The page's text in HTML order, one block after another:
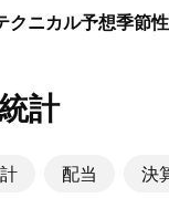
クニカル予想季節性
計
配当 決